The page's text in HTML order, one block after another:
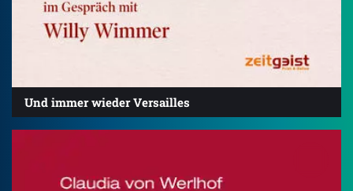
Und immer wieder Versailles